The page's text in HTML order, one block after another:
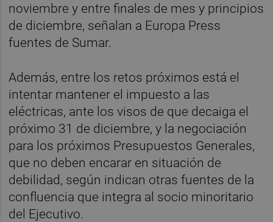
noviembre y entre finales de mes y principios
de diciembre, señalan a Europa Press
fuentes de Sumar.
Además, entre los retos próximos está el
intentar mantener el impuesto a las
eléctricas, ante los visos de que decaiga el
próximo 31 de diciembre, y la negociación
para los próximos Presupuestos Generales,
que no deben encarar en situación de
debilidad, según indican otras fuentes de la
confluencia que integra al socio minoritario
del Ejecutivo.